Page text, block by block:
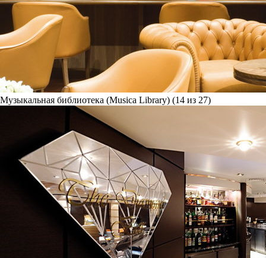
Музыкальная библиотека (Musica Library) (14 из 27)